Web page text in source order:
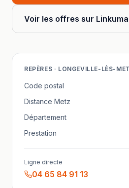
Voir les offres sur
REPÈRES · LONGEVILLE-LÈS-
Code postal
Distance Metz
Département
Prestation
Ligne directe
04 65 84 91 13